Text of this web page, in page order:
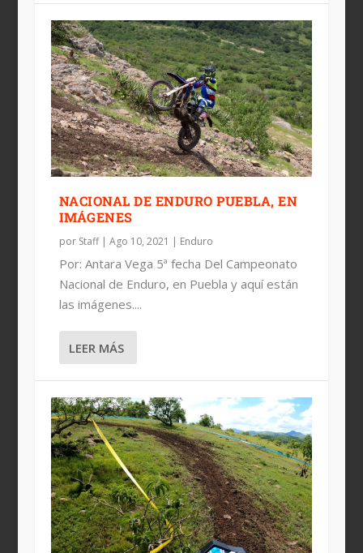
NACIONAL DE ENDURO PUEBLA, EN
IMÁGENES
por Staff| Ago 10, 2021 | Enduro
Por: Antara Vega 5ª fecha Del Campeonato
Nacional de Enduro, en Puebla y aquí están
las imágenes....
LEER MÁS